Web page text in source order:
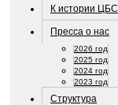
К истории ЦБС
Пресса о нас
2026 год
2025 год
2024 год
2023 год
Структура